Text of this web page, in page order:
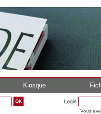
Kiosque
Login
Vous